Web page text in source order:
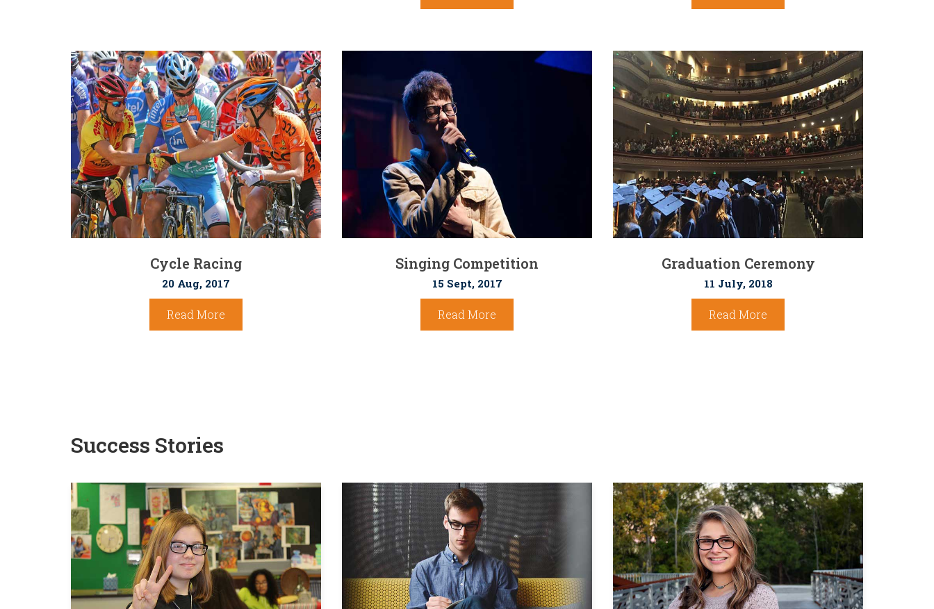
Cycle Racing
20 Aug, 2017
Read More
Singing Competition
15 Sept, 2017
Read More
Graduation Ceremony
11 July, 2018
Read More
Success Stories